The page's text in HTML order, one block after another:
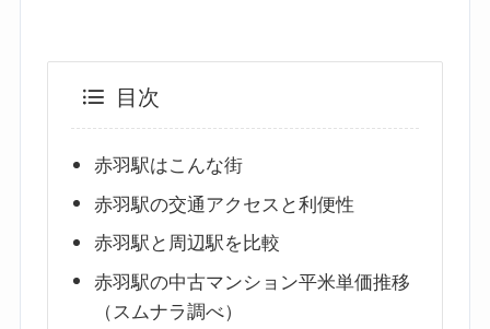
目次
赤羽駅はこんな街
赤羽駅の交通アクセスと利便性
赤羽駅と周辺駅を比較
赤羽駅の中古マンション平米単価推移
（スムナラ調べ）